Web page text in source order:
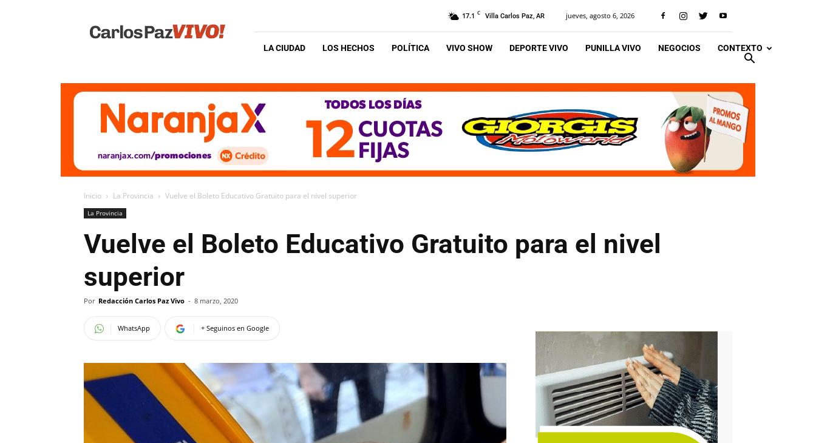
Vivo
17.1 C Villa Carlos Paz, AR jueves, agosto 6, 2026
LA CIUDAD LOS HECHOS POLÍTICA VIVO SHOW DEPORTE VIVO PUNILLA VIVO NEGOCIOS CONTEXTO
Inicio La Provincia Vuelve el Boleto Educativo Gratuito para el nivel superior
La Provincia
Vuelve el Boleto Educativo Gratuito para el nivel
superior
Por Redacción Carlos Paz Vivo - 8 marzo, 2020
WhatsApp + Seguinos en Google